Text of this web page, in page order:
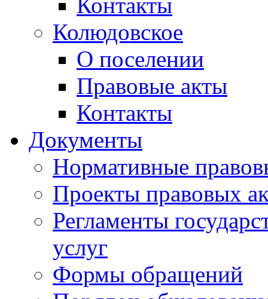
Колюдовское
О поселении
Правовые акты
Контакты
Документы
Нормативные
Проекты правовых
Регламенты
услуг
Формы обращений